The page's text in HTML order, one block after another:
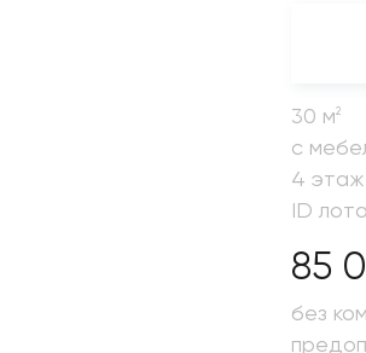
30 м2
с
4 этаж
ID
85
без